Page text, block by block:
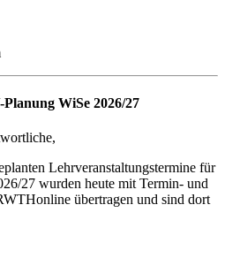
WiSe 2026/27
Lehrveranstaltungstermine für
27 wurden heute mit Termin- und
übertragen und sind dort